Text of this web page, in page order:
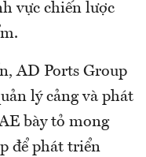
vực chiến lược
AD Ports Group
lý cảng và phát
bày tỏ mong
để phát triển